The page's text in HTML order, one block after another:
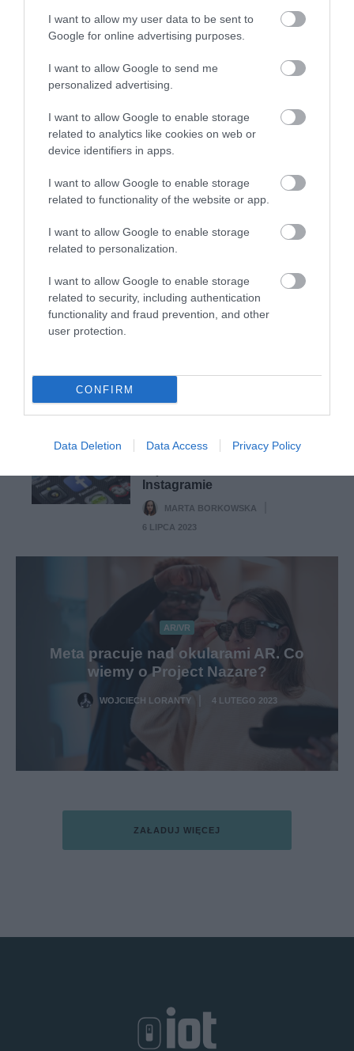
I want to allow my user data to be sent to
Google for online advertising purposes.
I want to allow Google to send me
personalized advertising.
I want to allow Google to enable storage
related to analytics like cookies on web or
device identifiers in apps.
I want to allow Google to enable storage
related to functionality of the website or app.
I want to allow Google to enable storage
related to personalization.
I want to allow Google to enable storage
related to security, including authentication
functionality and fraud prevention, and other
user protection.
CONFIRM
Data Deletion Data Access Privacy Policy
Facebook Messenger z wizualnie
ciekawszymi rozmowami grupowymi.
· 21 PAŹDZIERNIKA 2021
VR
Meta oficjalnie kończy
wsparcie dla pierwszego
10 STYCZNIA 2023
AI
Sztuczna inteligencja
decyduje o tym, co pojawia
Instagramie
MARTA BORKOWSKA
6 LIPCA 2023
AR/VR
Meta pracuje nad okularami AR. Co
wiemy o Project Nazare?
WOJCIECH LORANTY 4 LUTEGO 2023
ZAŁADUJ WIĘCEJ